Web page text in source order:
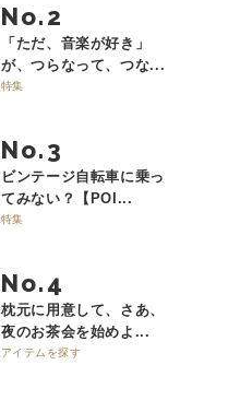
No.
「ただ、音楽が好き」
が、つらなって、つな...
特集
No.
ビンテージ自転車に乗っ
てみない？【POI...
特集
No.
枕元に用意して、さあ、
夜のお茶会を始めよ...
アイテムを探す